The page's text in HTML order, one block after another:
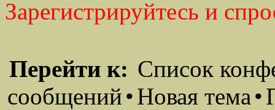
Зарегистрируйтесь и
Перейти к: Список
сообщений•Новая тема•